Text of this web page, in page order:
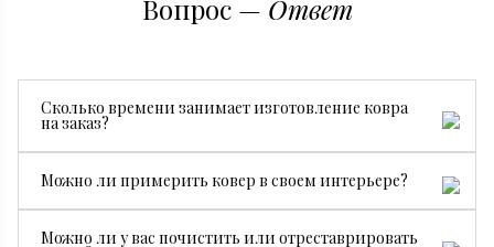
Вопрос — Ответ
Сколько времени занимает изготовление ковра
на заказ?
производства. В среднем изготовление занимает от 3
месяцев.
Можно ли примерить ковер в своем интерьере?
Можно ли у вас почистить или отреставрировать